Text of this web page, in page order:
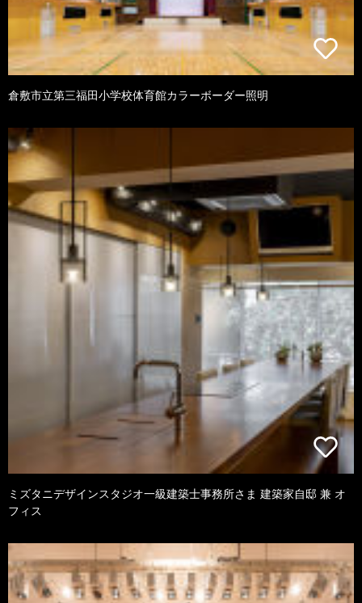
倉敷市立第三福田小学校体育館カラーボーダー照明
ミズタニデザインスタジオ一級建築士事務所さま 建築家自邸 兼 オ
フィス